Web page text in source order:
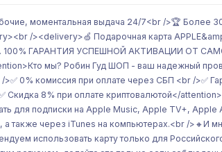
моментальная выдача 24/7<br />🏆 Более
/><delivery>🍏 Подарочная карта
100% ГАРАНТИЯ УСПЕШНОЙ АКТИВАЦИИ ОТ
мы? Робин Гуд ШОП - ваш надежный
0% комиссия при оплате через СБП <br />✅
Скидка 8% при оплате криптовалютой</
подписки на Apple Music, Apple TV+, Apple
а также через iTunes на компьютерах.<br />🔸И
использовать карту только для